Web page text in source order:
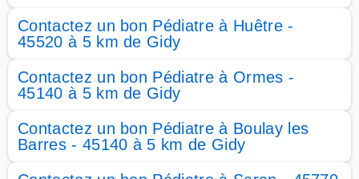
Contactez un bon Pédiatre à Huêtre -
45520 à 5 km de Gidy
Contactez un bon Pédiatre à Ormes -
45140 à 5 km de Gidy
Contactez un bon Pédiatre à Boulay les
Barres - 45140 à 5 km de Gidy